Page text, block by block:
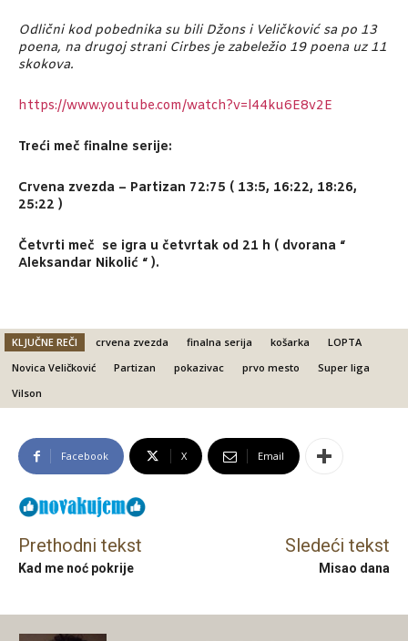
Odlični kod pobednika su bili Džons i Veličković sa po 13
poena, na drugoj strani Cirbes je zabeležio 19 poena uz 11
skokova.
https://www.youtube.com/watch?v=l44ku6E8v2E
Treći meč finalne serije:
Crvena zvezda – Partizan 72:75 ( 13:5, 16:22, 18:26,
25:22 )
Četvrti meč se igra u četvrtak od 21 h ( dvorana “
Aleksandar Nikolić “ ).
KLJUČNE REČI crvena zvezda finalna serija košarka
LOPTA
Novica Veličković
Partizan pokazivac prvo mesto
Super liga
Vilson
Facebook X Email
Prethodni tekst
Kad me noć pokrije
Sledeći tekst
Misao dana